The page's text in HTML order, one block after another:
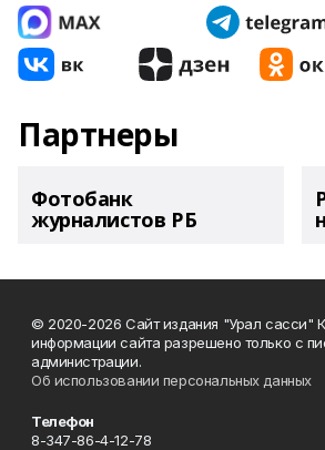
Партнеры
Фотобанк
журналистов РБ
© 2020-2026 Сайт издания "Урал сасси"
информации сайта разрешено только с
администрации.
Об использовании персональных данных
Телефон
8-347-86-4-12-78